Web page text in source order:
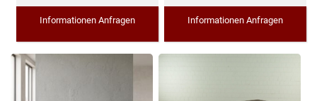
Informationen Anfragen Informationen Anfragen